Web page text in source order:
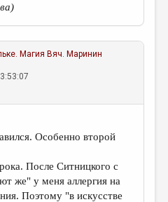
Магия Вяч. Маринин
Особенно второй
После Ситницкого с
же" у меня аллергия на
Поэтому "в искусстве